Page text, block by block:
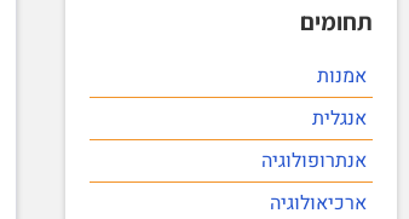
תחומים
אמנות
אנגלית
אנתרופולוגיה
ארכיאולוגיה